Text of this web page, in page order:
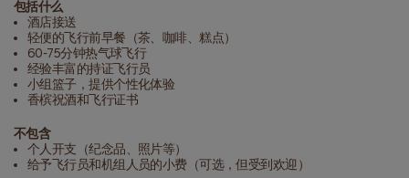
包括什么
酒店接送
轻便的飞行前早餐（茶、咖啡、糕点）
60-75分钟热气球飞行
经验丰富的持证飞行员
小组篮子，提供个性化体验
香槟祝酒和飞行证书
不包含
个人开支（纪念品、照片等）
给予飞行员和机组人员的小费（可选，但受到欢迎）